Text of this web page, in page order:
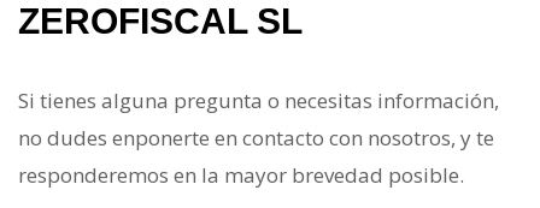
ZEROFISCAL SL
Si tienes alguna pregunta o necesitas información,
no dudes enponerte en contacto con nosotros, y te
responderemos en la mayor brevedad posible.